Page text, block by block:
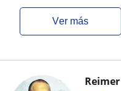
ver más
Reimer